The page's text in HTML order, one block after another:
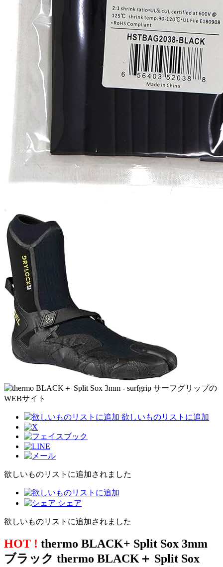
欲しいものリストに追加
欲しいものリストに追加されました
シェア
欲しいものリストに追加されました
HOT ! thermo BLACK+ Split Sox 3mm
ブラック thermo BLACK＋ Split Sox